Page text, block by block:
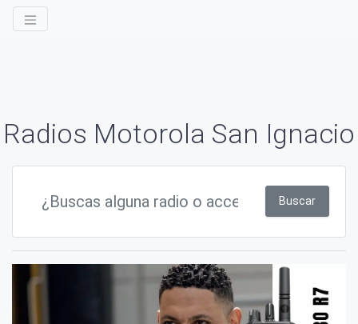
Radios Motorola San Ignacio
Buscar